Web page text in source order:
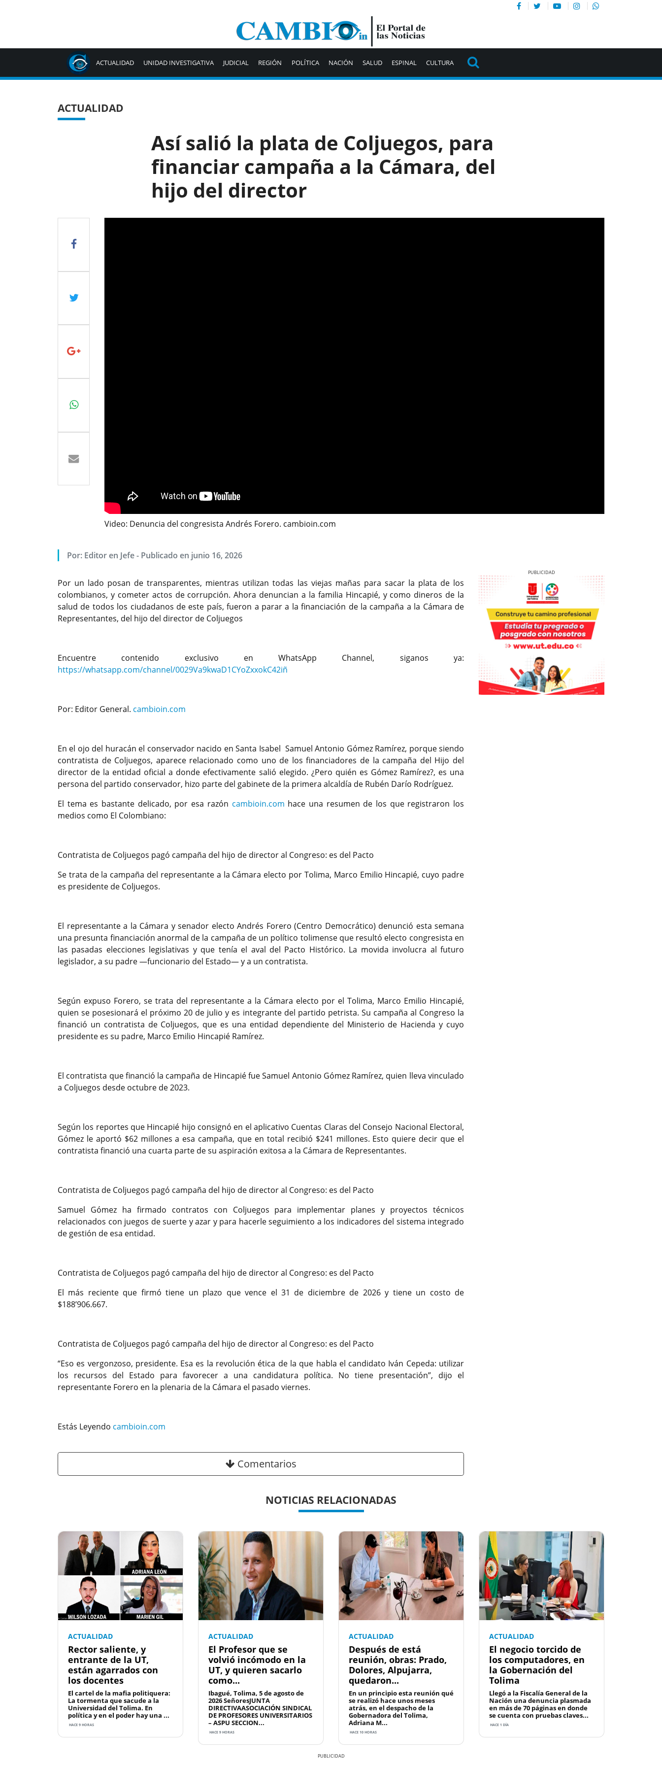
ACTUALIDAD UNIDAD INVESTIGATIVA JUDICIAL REGIÓN POLÍTICA NACIÓN SALUD ESPINAL CULTURA
ACTUALIDAD
Así salió la plata de Coljuegos, para
financiar campaña a la Cámara, del
hijo del director
Video: Denuncia del congresista Andrés Forero. cambioin.com
Por: Editor en Jefe - Publicado en junio 16, 2026
Por un lado posan de transparentes, mientras utilizan todas las viejas mañas para sacar la plata de los
colombianos, y cometer actos de corrupción. Ahora denuncian a la familia Hincapié, y como dineros de la
salud de todos los ciudadanos de este país, fueron a parar a la financiación de la campaña a la Cámara de
Representantes, del hijo del director de Coljuegos
Encuentre contenido exclusivo en WhatsApp Channel, siganos ya:
https://whatsapp.com/channel/0029Va9kwaD1CYoZxxokC42iñ
Por: Editor General. cambioin.com
En el ojo del huracán el conservador nacido en Santa Isabel Samuel Antonio Gómez Ramírez, porque siendo
contratista de Coljuegos, aparece relacionado como uno de los financiadores de la campaña del Hijo del
director de la entidad oficial a donde efectivamente salió elegido. ¿Pero quién es Gómez Ramírez?, es una
persona del partido conservador, hizo parte del gabinete de la primera alcaldía de Rubén Darío Rodríguez.
El tema es bastante delicado, por esa razón cambioin.com hace una resumen de los que registraron los
medios como El Colombiano:
Contratista de Coljuegos pagó campaña del hijo de director al Congreso: es del Pacto
Se trata de la campaña del representante a la Cámara electo por Tolima, Marco Emilio Hincapié, cuyo padre
es presidente de Coljuegos.
El representante a la Cámara y senador electo Andrés Forero (Centro Democrático) denunció esta semana
una presunta financiación anormal de la campaña de un político tolimense que resultó electo congresista en
las pasadas elecciones legislativas y que tenía el aval del Pacto Histórico. La movida involucra al futuro
legislador, a su padre —funcionario del Estado— y a un contratista.
Según expuso Forero, se trata del representante a la Cámara electo por el Tolima, Marco Emilio Hincapié,
quien se posesionará el próximo 20 de julio y es integrante del partido petrista. Su campaña al Congreso la
financió un contratista de Coljuegos, que es una entidad dependiente del Ministerio de Hacienda y cuyo
presidente es su padre, Marco Emilio Hincapié Ramírez.
El contratista que financió la campaña de Hincapié fue Samuel Antonio Gómez Ramírez, quien lleva vinculado
a Coljuegos desde octubre de 2023.
Según los reportes que Hincapié hijo consignó en el aplicativo Cuentas Claras del Consejo Nacional Electoral,
Gómez le aportó $62 millones a esa campaña, que en total recibió $241 millones. Esto quiere decir que el
contratista financió una cuarta parte de su aspiración exitosa a la Cámara de Representantes.
Contratista de Coljuegos pagó campaña del hijo de director al Congreso: es del Pacto
Samuel Gómez ha firmado contratos con Coljuegos para implementar planes y proyectos técnicos
relacionados con juegos de suerte y azar y para hacerle seguimiento a los indicadores del sistema integrado
de gestión de esa entidad.
Contratista de Coljuegos pagó campaña del hijo de director al Congreso: es del Pacto
El más reciente que firmó tiene un plazo que vence el 31 de diciembre de 2026 y tiene un costo de
$188’906.667.
Contratista de Coljuegos pagó campaña del hijo de director al Congreso: es del Pacto
“Eso es vergonzoso, presidente. Esa es la revolución ética de la que habla el candidato Iván Cepeda: utilizar
los recursos del Estado para favorecer a una candidatura política. No tiene presentación”, dijo el
representante Forero en la plenaria de la Cámara el pasado viernes.
Estás Leyendo cambioin.com
Comentarios
Previous
NOTICIAS RELACIONADAS
ACTUALIDAD
Rector saliente, y
entrante de la UT,
están agarrados con
los docentes
El cartel de la mafia politiquera:
La tormenta que sacude a la
Universidad del Tolima. En
política y en el poder hay una ...
HACE 9 HORAS
ACTUALIDAD
El Profesor que se
volvió incómodo en la
UT, y quieren sacarlo
como...
Ibagué, Tolima, 5 de agosto de
2026 SeñoresJUNTA
DIRECTIVAASOCIACIÓN SINDICAL
DE PROFESORES UNIVERSITARIOS
– ASPU SECCION...
HACE 9 HORAS
ACTUALIDAD
Después de está
reunión, obras: Prado,
Dolores, Alpujarra,
quedaron...
En un principio esta reunión qué
se realizó hace unos meses
atrás, en el despacho de la
Gobernadora del Tolima,
Adriana M...
HACE 10 HORAS
ACTUALIDAD
El negocio torcido de
los computadores, en
la Gobernación del
Tolima
Llegó a la Fiscalía General de la
Nación una denuncia plasmada
en más de 70 páginas en donde
se cuenta con pruebas claves...
HACE 1 DÍA